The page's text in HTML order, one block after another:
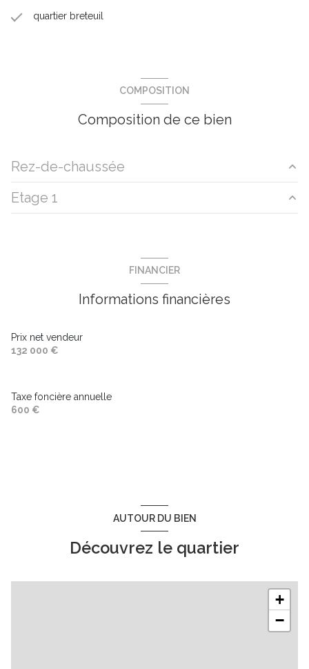
quartier breteuil
COMPOSITION
Composition de ce bien
Rez-de-chaussée
salon/sejour
Etage 1
FINANCIER
Informations financières
Prix net vendeur
132 000 €
Taxe foncière annuelle
600 €
AUTOUR DU BIEN
Découvrez le quartier
+
−